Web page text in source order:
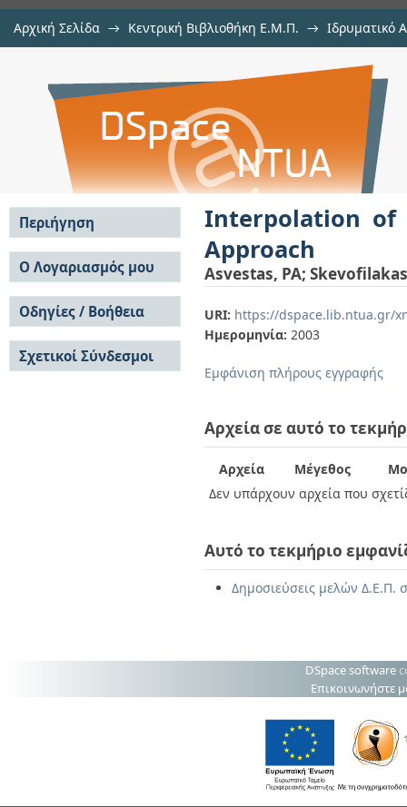
Αρχική Σελίδα → Κεντρική Βιβλιοθήκη Ε.Μ.Π. → Ιδρυματικό
Interpolation of Tomographic
Interpolation of
Approach
Asvestas, PA;
URI: https://dspace.lib.ntua.gr/
Ημερομηνία: 2003
Εμφάνιση πλήρους εγγραφής
Αρχεία σε αυτό το
Αρχεία Μέγεθος
Δεν υπάρχουν αρχεία που
Αυτό το τεκμήριο
Δημοσιεύσεις μελών Δ.Ε.Π.
Περιήγηση
Σε όλο το DSpace
Κοινότητες & Συλλογές
Ανά Ημερομηνία
Έκδοσης
Συγγραφείς
Τίτλοι
Θέματα
Ο Λογαριασμός μου
Σύνδεση
Εγγραφή
Οδηγίες / Βοήθεια
Οδηγίες Υποβολής
Οδηγίες Χρήσης ΙΑ
Συχνές Ερωτήσεις
Σχετικοί Σύνδεσμοι
DSpace software
Επικοινωνήστε